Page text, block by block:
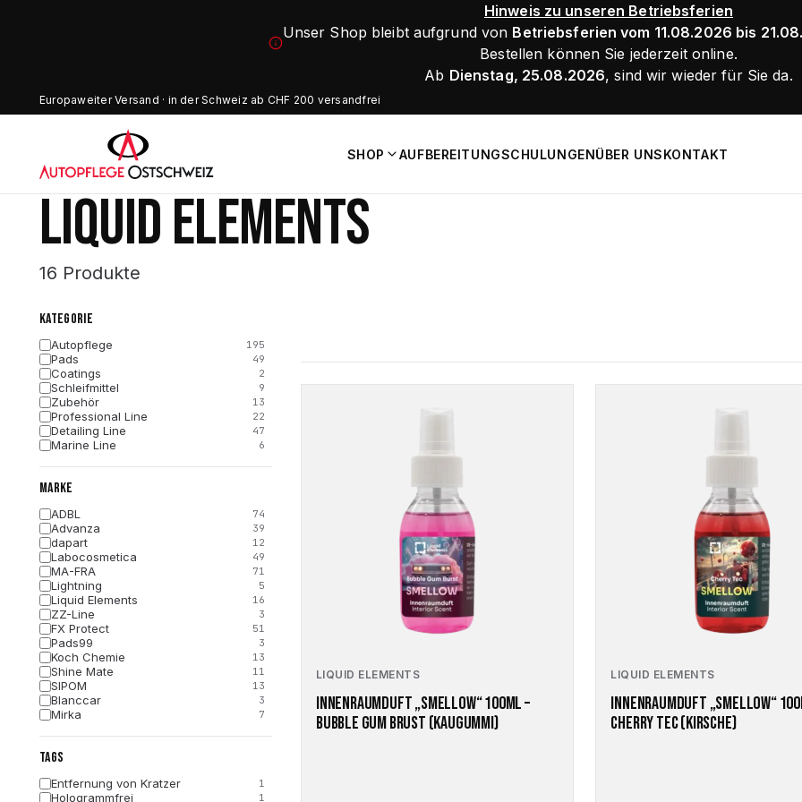
Hinweis zu unseren Betriebsferien
Unser Shop bleibt aufgrund von Betriebsferien vom 11.08.2026 bis
Bestellen können Sie jederzeit online.
Ab Dienstag, 25.08.2026, sind wir wieder für Sie da.
Europaweiter Versand · in der Schweiz ab CHF 200 versandfrei
SHOP AUFBEREITUNGSCHULUNGENÜBER UNSKONTAKT
LIQUID ELEMENTS
16 Produkte
KATEGORIE
Autopflege 195
Pads 49
Coatings 2
Schleifmittel 9
Zubehör 13
Professional Line 22
Detailing Line 47
Marine Line 6
MARKE
ADBL 74
Advanza 39
dapart 12
Labocosmetica 49
MA-FRA 71
Lightning 5
Liquid Elements 16
ZZ-Line 3
FX Protect 51
Pads99 3
Koch Chemie 13
Shine Mate 11
SIPOM 13
Blanccar 3
Mirka 7
FLEX
TAGS
Entfernung von Kratzer 1
Hologrammfrei 1
LIQUID ELEMENTS
INNENRAUMDUFT „SMELLOW“ 100ML –
BUBBLE GUM BRUST (KAUGUMMI)
LIQUID ELEMENTS
INNENRAUMDUFT „SMELLOW“
CHERRY TEC (KIRSCHE)